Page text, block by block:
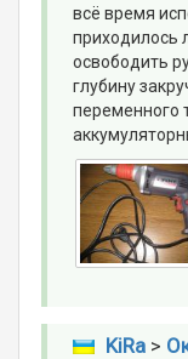
всё время
приходилось
освободить
глубину
переменного
KiRa>